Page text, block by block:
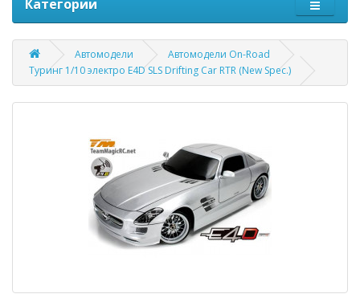
Категории
Автомодели
Автомодели On-Road
Туринг 1/10 электро E4D SLS Drifting Car RTR (New Spec.)